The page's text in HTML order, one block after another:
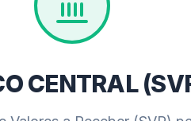
PASEP 2026